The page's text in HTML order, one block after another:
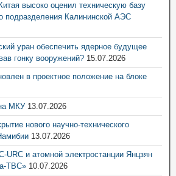
высоко оценил техническую базу
подразделения Калининской АЭС
уран обеспечить ядерное будущее
гонку вооружений? 15.07.2026
в проектное положение на блоке
МКУ 13.07.2026
нового научно-технического
13.07.2026
URC и атомной электростанции Янцзян
ТВС» 10.07.2026